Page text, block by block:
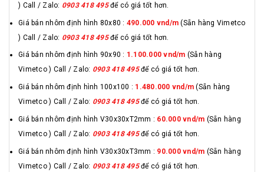
) Call / Zalo: 0903 418 495để có giá tốt hơn.
Giá bán nhôm định hình 80x80 : 490.000 vnd/m(Sẵn hàng Vimetco
) Call / Zalo: 0903 418 495để có giá tốt hơn.
Giá bán nhôm định hình 90x90 : 1.100.000 vnd/m (Sẵn hàng
Vimetco ) Call / Zalo: 0903 418 495để có giá tốt hơn.
Giá bán nhôm định hình 100x100 : 1.480.000 vnd/m (Sẵn hàng
Vimetco ) Call / Zalo: 0903 418 495để có giá tốt hơn.
Giá bán nhôm định hình V30x30xT2mm : 60.000 vnd/m (Sẵn hàng
Vimetco ) Call / Zalo: 0903 418 495để có giá tốt hơn.
Giá bán nhôm định hình V30x30xT3mm : 90.000 vnd/m (Sẵn hàng
Vimetco ) Call / Zalo: 0903 418 495để có giá tốt hơn.